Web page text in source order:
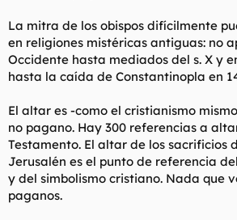
La mitra de los obispos difícilmente
en religiones mistéricas antiguas: no
Occidente hasta mediados del s. X y
hasta la caída de Constantinopla en
El altar es -como el cristianismo
no pagano. Hay 300 referencias a
Testamento. El altar de los sacrificios
Jerusalén es el punto de referencia
y del simbolismo cristiano. Nada que
paganos.